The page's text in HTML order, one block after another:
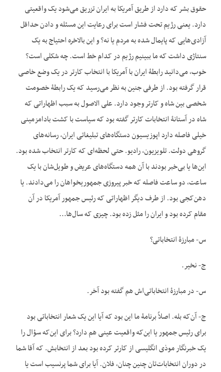
حقوق بشر که دارد از طریق آمریکا به ایران تزریق می‌شود یک واقعیتی
دارد. یعنی رژیم تحت فشار است برای رعایت این مسئله و دادن حداقل
آزادی‌هایی که پایمال شده به مردم یا نه؟ و این بالاخره احتیاج به یک
سنتاژی داشت که ما ببینیم رژیم در کدام خط است. چه شکلی است؟
خوب، می‌دانید رابطۀ ایران با آمریکا با انتخاب کارتر در یک وضع خاصی
قرار گرفته بود. از طرفی جنین به نظر می‌رسید که یک رابطۀ خصومت
شخصی بین شاه و کارتر وجود دارد. علی الاصول به سبب اظهاراتی که
شاه در آستانۀ انتخابات کارتر گفته بود که سیاست با کشت بادام‎زمینی
خیلی فاصله دارد اپوزیسیون دستگاه‌های تبلیغاتی ایران، رسانه‌های
گروهی دولت. تلویزیون، رادیو. حتی لحظه‌ای که کارتر انتخاب شده بود.
این‌ها یا بی‌خبر بودند با آن همه دستگاه‌های عریض و طویل‌شان با یک
ساعت، دو ساعت فاصله که خبر پیروزی جمهوری‎خواهان را می‌دادند. یا
دهن‌کجی بود. از طرف دیگر اظهاراتی که رئیس جمهور آمریکا در آن
مقام کرده بود و ایران را مثل زده بود. چیزی که سال‌ها…
س- مبارزۀ انتخاباتی؟
ج- نخیر.
س- در مبارزۀ انتخاباتی‌اش هم گفته بود آخر.
ج- آن‌که بله. اصلاً برنامۀ ما این بود که آیا این یک شعار انتخاباتی بود
برای رئیس جمهور یا این‌که واقعیت عینی هم دارد؟ برای این‌که سؤال را
یک خبرنگار موذی انگلیسی از کارتر کرده بود بعد از انتخابش. که آقا شما
در دوران انتخابات‌تان چنین چنان، فلان. آیا برای شما پرنسیب است یا